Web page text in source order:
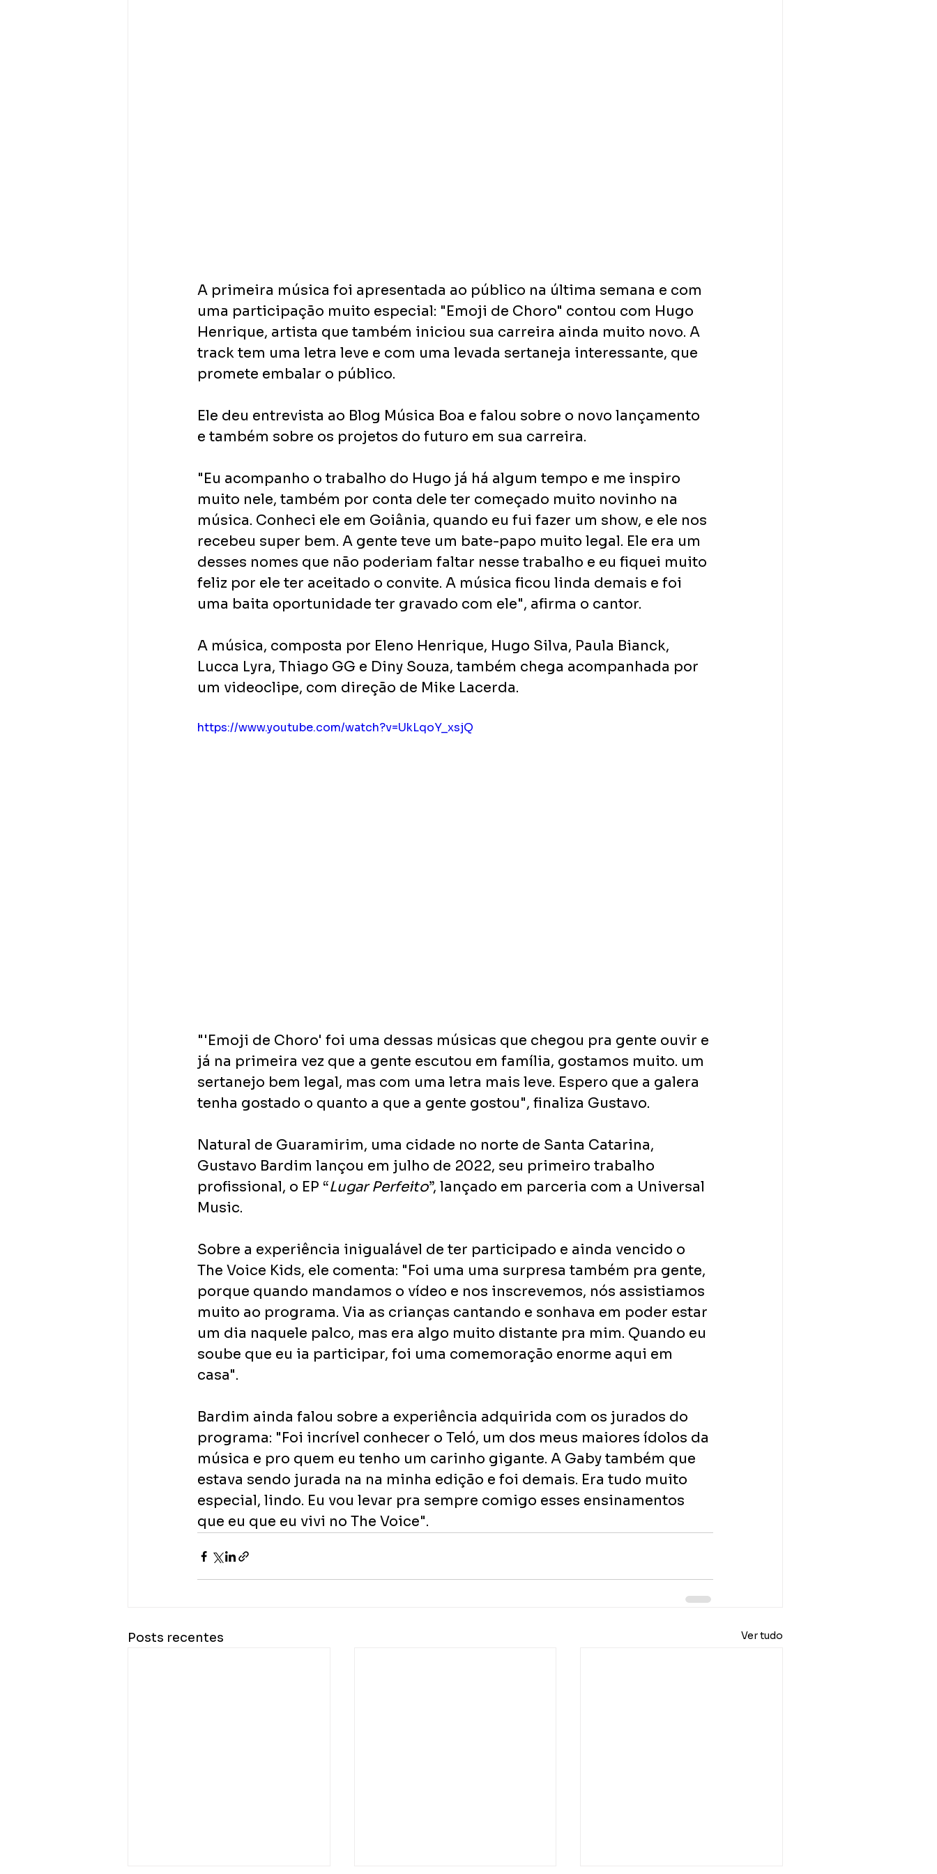
A primeira música foi apresentada ao público na última semana e com
uma participação muito especial: "Emoji de Choro" contou com Hugo
Henrique, artista que também iniciou sua carreira ainda muito novo. A
track tem uma letra leve e com uma levada sertaneja interessante, que
promete embalar o público.
Ele deu entrevista ao Blog Música Boa e falou sobre o novo lançamento
e também sobre os projetos do futuro em sua carreira.
"Eu acompanho o trabalho do Hugo já há algum tempo e me inspiro
muito nele, também por conta dele ter começado muito novinho na
música. Conheci ele em Goiânia, quando eu fui fazer um show, e ele nos
recebeu super bem. A gente teve um bate-papo muito legal. Ele era um
desses nomes que não poderiam faltar nesse trabalho e eu fiquei muito
feliz por ele ter aceitado o convite. A música ficou linda demais e foi
uma baita oportunidade ter gravado com ele", afirma o cantor.
A música, composta por Eleno Henrique, Hugo Silva, Paula Bianck,
Lucca Lyra, Thiago GG e Diny Souza, também chega acompanhada por
um videoclipe, com direção de Mike Lacerda.
https://www.youtube.com/watch?v=UkLqoY_xsjQ
"'Emoji de Choro' foi uma dessas músicas que chegou pra gente ouvir e
já na primeira vez que a gente escutou em família, gostamos muito. um
sertanejo bem legal, mas com uma letra mais leve. Espero que a galera
tenha gostado o quanto a que a gente gostou", finaliza Gustavo.
Natural de Guaramirim, uma cidade no norte de Santa Catarina,
Gustavo Bardim lançou em julho de 2022, seu primeiro trabalho
profissional, o EP “Lugar Perfeito”, lançado em parceria com a Universal
Music.
Sobre a experiência inigualável de ter participado e ainda vencido o
The Voice Kids, ele comenta: "Foi uma uma surpresa também pra gente,
porque quando mandamos o vídeo e nos inscrevemos, nós assistiamos
muito ao programa. Via as crianças cantando e sonhava em poder estar
um dia naquele palco, mas era algo muito distante pra mim. Quando eu
soube que eu ia participar, foi uma comemoração enorme aqui em
casa".
Bardim ainda falou sobre a experiência adquirida com os jurados do
programa: "Foi incrível conhecer o Teló, um dos meus maiores ídolos da
música e pro quem eu tenho um carinho gigante. A Gaby também que
estava sendo jurada na na minha edição e foi demais. Era tudo muito
especial, lindo. Eu vou levar pra sempre comigo esses ensinamentos
que eu que eu vivi no The Voice".
Posts recentes Ver tudo